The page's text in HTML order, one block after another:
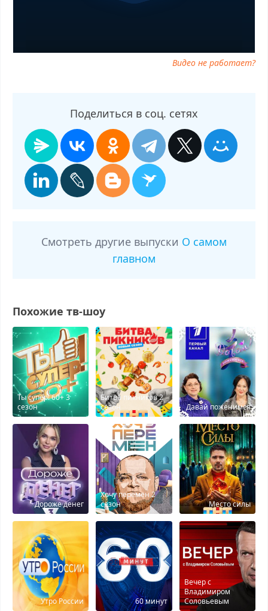
Видео не работает?
Поделиться в соц. сетях
Смотреть другие выпуски О самом
главном
Похожие тв-шоу
Ты супер! 60+ 3
сезон
Битва пикников 2
сезон
Давай поженимся
Дороже денег
Хочу перемен 2
сезон
Место силы
Утро России 60 минут
Вечер с
Владимиром
Соловьевым